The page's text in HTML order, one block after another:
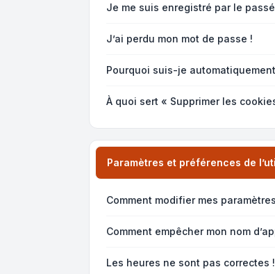
Je me suis enregistré par le
J’ai perdu mon mot de passe !
Pourquoi suis-je
À quoi sert « Supprimer les
Paramètres et préférences de
Comment modifier mes
Comment empêcher mon nom
Les heures ne sont pas correctes !